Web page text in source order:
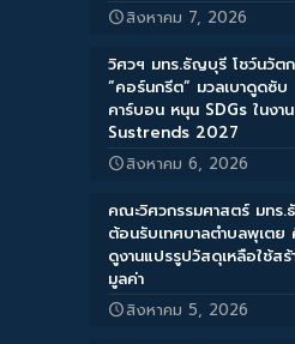
สิงหาคม 7, 2026
วิศวฯ มทร.ธัญบุรี โชว์นวัต
“คอร์นกรีต” มวลเบาดูดซับ
คาร์บอน หนุน SDGs ในงาน
Sustrends 2027
สิงหาคม 6, 2026
คณะวิศวกรรมศาสตร์ มทร
ต้อนรับเทศบาลตำบลพุเตย
ดูงานแปรรูปวัสดุเหลือใช้สร้
มูลค่า
สิงหาคม 5, 2026